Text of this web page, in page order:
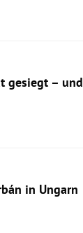
gesiegt – und
in Ungarn